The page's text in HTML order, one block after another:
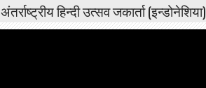
अंतर्राष्ट्रीय हिन्दी उत्सव जकार्ता (इन्डोनेशिया)